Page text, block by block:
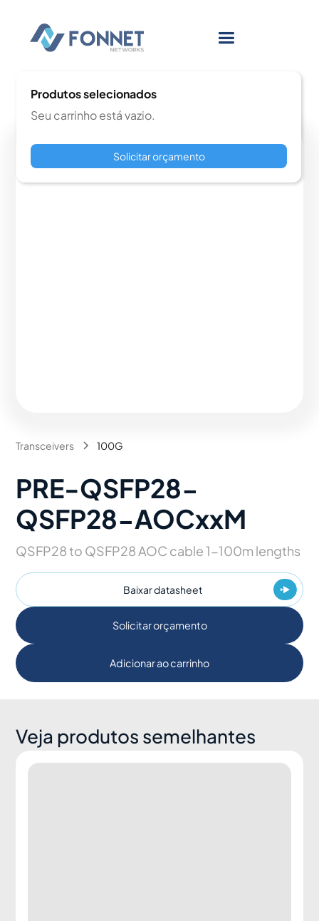
Transceivers 100G
PRE-QSFP28-
QSFP28-AOCxxM
QSFP28 to QSFP28 AOC cable 1-100m lengths
Baixar datasheet
Solicitar orçamento
Adicionar ao carrinho
Veja produtos semelhantes
Produtos selecionados
Seu carrinho está vazio.
Solicitar orçamento